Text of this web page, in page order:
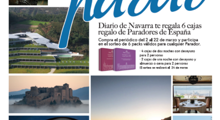
de
imágenes